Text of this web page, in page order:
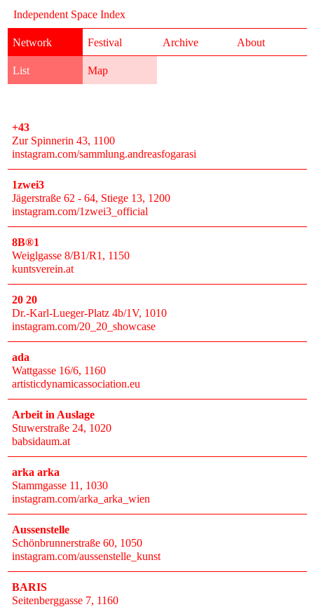
Independent Space Index
Network
List Map
Festival Archive About
+43
Zur Spinnerin 43, 1100
instagram.com/sammlung.andreasfogarasi
1zwei3
Jägerstraße 62 - 64, Stiege 13, 1200
instagram.com/1zwei3_official
8B®1
Weiglgasse 8/B1/R1 , 1150
kuntsverein.at
20 20
Dr.-Karl-Lueger-Platz 4b/1V, 1010
instagram.com/20_20_showcase
ada
Wattgasse 16/6, 1160
artisticdynamicassociation.eu
Arbeit in Auslage
Stuwerstraße 24, 1020
babsidaum.at
arka arka
Stammgasse 11 , 1030
instagram.com/arka_arka_wien
Aussenstelle
Schönbrunnerstraße 60, 1050
instagram.com/aussenstelle_kunst
BARIS
Seitenberggasse 7, 1160